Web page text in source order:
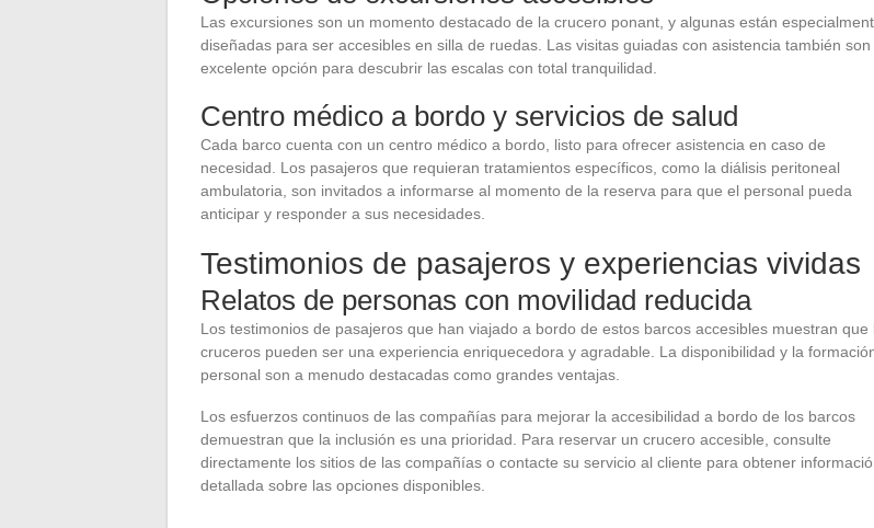
Las excursiones son un momento destacado de la crucero ponant, y algunas están
diseñadas para ser accesibles en silla de ruedas. Las visitas guiadas con asistencia también son
excelente opción para descubrir las escalas con total tranquilidad.
Centro médico a bordo y servicios de salud
Cada barco cuenta con un centro médico a bordo, listo para ofrecer asistencia en caso de
necesidad. Los pasajeros que requieran tratamientos específicos, como la diálisis peritoneal
ambulatoria, son invitados a informarse al momento de la reserva para que el personal pueda
anticipar y responder a sus necesidades.
Testimonios de pasajeros y experiencias vividas
Relatos de personas con movilidad reducida
Los testimonios de pasajeros que han viajado a bordo de estos barcos accesibles muestran que
cruceros pueden ser una experiencia enriquecedora y agradable. La disponibilidad y la
personal son a menudo destacadas como grandes ventajas.
Los esfuerzos continuos de las compañías para mejorar la accesibilidad a bordo de los barcos
demuestran que la inclusión es una prioridad. Para reservar un crucero accesible, consulte
directamente los sitios de las compañías o contacte su servicio al cliente para obtener
detallada sobre las opciones disponibles.